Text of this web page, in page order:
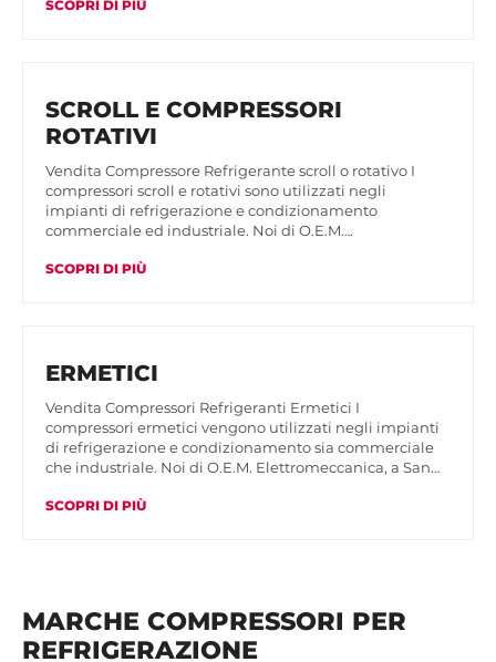
SCOPRI DI PIÙ
SCROLL E COMPRESSORI
ROTATIVI
Vendita Compressore Refrigerante scroll o rotativo I
compressori scroll e rotativi sono utilizzati negli
impianti di refrigerazione e condizionamento
commerciale ed industriale. Noi di O.E.M….
SCOPRI DI PIÙ
ERMETICI
Vendita Compressori Refrigeranti Ermetici I
compressori ermetici vengono utilizzati negli impianti
di refrigerazione e condizionamento sia commerciale
che industriale. Noi di O.E.M. Elettromeccanica, a San…
SCOPRI DI PIÙ
MARCHE COMPRESSORI PER
REFRIGERAZIONE